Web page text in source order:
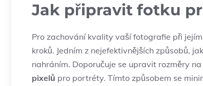
Jak připravit fotku
Pro zachování kvality vaší‌ fotografie při
kroků. Jedním z‍ nejefektivnějších způsobů,
nahráním. Doporučuje se upravit‌ rozměry ‌na
pixelů pro​ portréty. Tímto ​způsobem se